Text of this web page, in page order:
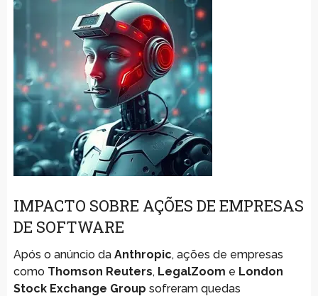
IMPACTO SOBRE AÇÕES DE EMPRESAS
DE SOFTWARE
Após o anúncio da Anthropic, ações de empresas
como Thomson Reuters, LegalZoom e London
Stock Exchange Group sofreram quedas